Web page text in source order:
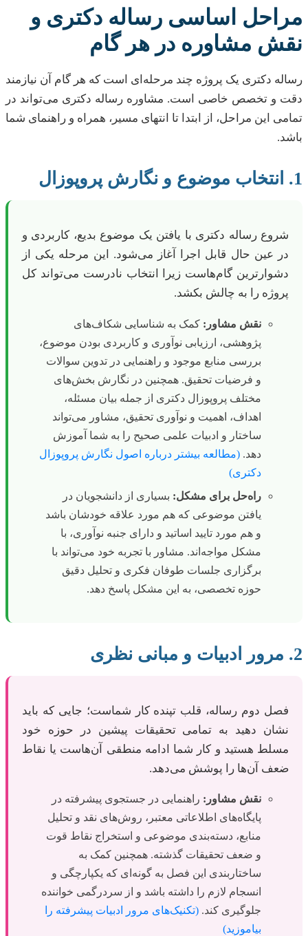
مراحل اساسی رساله دکتری و
نقش مشاوره در هر گام
رساله دکتری یک پروژه چند مرحله‌ای است که هر گام آن نیازمند
دقت و تخصص خاصی است. مشاوره رساله دکتری می‌تواند در
تمامی این مراحل، از ابتدا تا انتهای مسیر، همراه و راهنمای شما
باشد.
1. انتخاب موضوع و نگارش پروپوزال
شروع رساله دکتری با یافتن یک موضوع بدیع، کاربردی و
در عین حال قابل اجرا آغاز می‌شود. این مرحله یکی از
دشوارترین گام‌هاست زیرا انتخاب نادرست می‌تواند کل
پروژه را به چالش بکشد.
نقش مشاور: کمک به شناسایی شکاف‌های
پژوهشی، ارزیابی نوآوری و کاربردی بودن موضوع،
بررسی منابع موجود و راهنمایی در تدوین سوالات
و فرضیات تحقیق. همچنین در نگارش بخش‌های
مختلف پروپوزال دکتری از جمله بیان مسئله،
اهداف، اهمیت و نوآوری تحقیق، مشاور می‌تواند
ساختار و ادبیات علمی صحیح را به شما آموزش
دهد. (مطالعه بیشتر درباره اصول نگارش پروپوزال
دکتری)
راه‌حل برای مشکل: بسیاری از دانشجویان در
یافتن موضوعی که هم مورد علاقه خودشان باشد
و هم مورد تایید اساتید و دارای جنبه نوآوری، با
مشکل مواجه‌اند. مشاور با تجربه خود می‌تواند با
برگزاری جلسات طوفان فکری و تحلیل دقیق
حوزه تخصصی، به این مشکل پاسخ دهد.
2. مرور ادبیات و مبانی نظری
فصل دوم رساله، قلب تپنده کار شماست؛ جایی که باید
نشان دهید به تمامی تحقیقات پیشین در حوزه خود
مسلط هستید و کار شما ادامه منطقی آن‌هاست یا نقاط
ضعف آن‌ها را پوشش می‌دهد.
نقش مشاور: راهنمایی در جستجوی پیشرفته در
پایگاه‌های اطلاعاتی معتبر، روش‌های نقد و تحلیل
منابع، دسته‌بندی موضوعی و استخراج نقاط قوت
و ضعف تحقیقات گذشته. همچنین کمک به
ساختاربندی این فصل به گونه‌ای که یکپارچگی و
انسجام لازم را داشته باشد و از سردرگمی خواننده
جلوگیری کند. (تکنیک‌های مرور ادبیات پیشرفته را
بیاموزید)